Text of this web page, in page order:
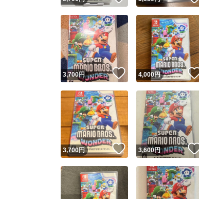
3,700円 いいね！
4,000円
3,700円 いいね！
3,600円